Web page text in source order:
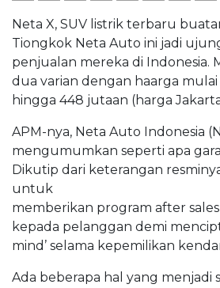
Neta X, SUV listrik terbaru
Tiongkok Neta Auto ini jadi
penjualan mereka di Indonesia.
dua varian dengan haarga
hingga 448 jutaan (harga
APM-nya, Neta Auto Indonesia
mengumumkan seperti apa
Dikutip dari keterangan
untuk
memberikan program after
kepada pelanggan demi
mind’ selama kepemilikan
Ada beberapa hal yang menjadi